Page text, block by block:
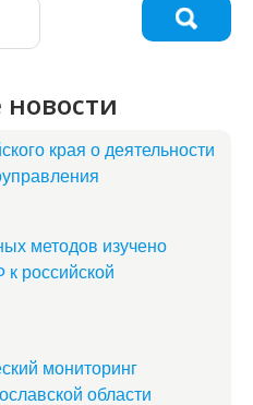
края о деятельности
методов изучено
российской
мониторинг
области